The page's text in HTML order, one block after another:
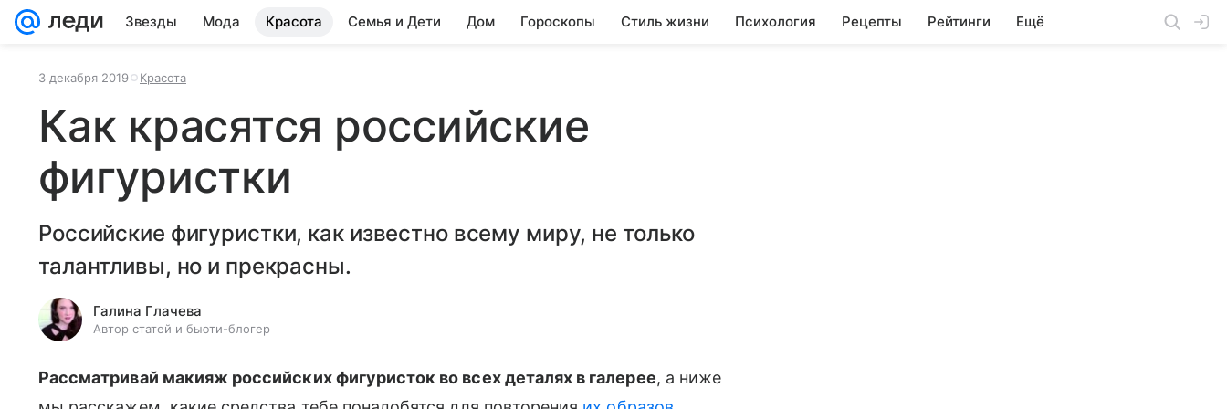
Звезды Мода Красота Семья и Дети Дом Гороскопы Стиль жизни Психология Рецепты Рейтинги Ещё
3 декабря 2019 Красота
Как красятся российские
фигуристки
Российские фигуристки, как известно всему миру, не только
талантливы, но и прекрасны.
Галина Глачева
Автор статей и бьюти-блогер
Рассматривай макияж российских фигуристок во всех деталях в галерее, а ниже